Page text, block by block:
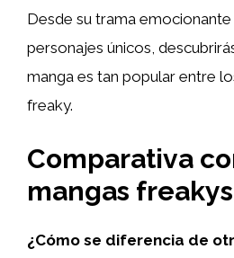
Desde su trama emocionante
personajes únicos,
manga es tan popular entre
freaky.
Comparativa
mangas
¿Cómo se diferencia de